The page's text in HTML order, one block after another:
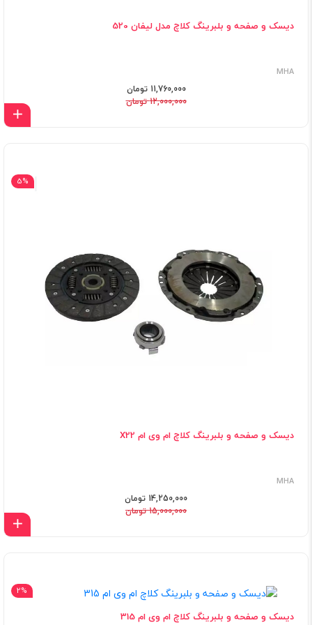
دیسک و صفحه و بلبرینگ کلاچ مدل لیفان 520
MHA
11,760,000 تومان
12,000,000 تومان
5%
دیسک و صفحه و بلبرینگ کلاچ ام وی ام X22
MHA
14,250,000 تومان
15,000,000 تومان
2%
دیسک و صفحه و بلبرینگ کلاچ ام وی ام 315